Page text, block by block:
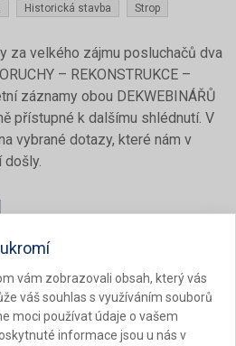
Historická stavba Strop
za velkého zájmu posluchačů dva
– REKONSTRUKCE –
záznamy obou DEKWEBINÁŘŮ
přístupné k dalšímu shlédnutí. V
vybrané dotazy, které nám v
vám zobrazovali obsah, který vás
váš souhlas s využíváním souborů
moci používat údaje o vašem
informace jsou u nás v